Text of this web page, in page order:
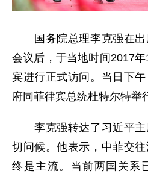
国务院总理李克强在出
会议后，于当地时间2017
宾进行正式访问。当日下
府同菲律宾总统杜特尔特举
李克强转达了习近平主
切问候。他表示，中菲交
终是主流。当前两国关系